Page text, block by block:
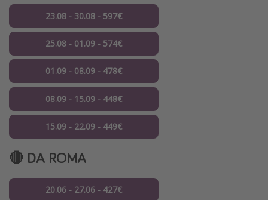
23.08 - 30.08 - 597€
25.08 - 01.09 - 574€
01.09 - 08.09 - 478€
08.09 - 15.09 - 448€
15.09 - 22.09 - 449€
🔴 DA ROMA
20.06 - 27.06 - 427€